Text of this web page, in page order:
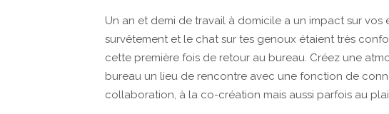
Un an et demi de travail à domicile a un impact sur
survêtement et le chat sur tes genoux étaient très
cette première fois de retour au bureau. Créez une
bureau un lieu de rencontre avec une fonction de
collaboration, à la co-création mais aussi parfois au